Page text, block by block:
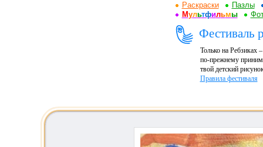
Раскраски
Пазлы
Мультфильмы
Фестиваль
Только на Ребзиках
по-прежнему
твой детский
Правила фестиваля